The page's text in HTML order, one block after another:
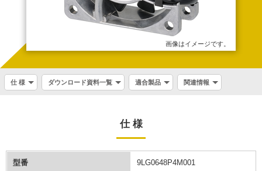
画像はイメージです。
仕 様 ダウンロード資料一覧 適合製品 関連情報
仕 様
型番 9LG0648P4M001